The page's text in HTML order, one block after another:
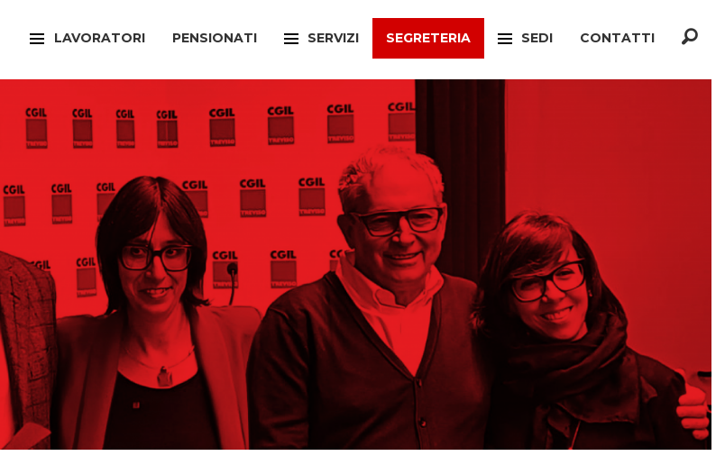
LAVORATORI
FILCAMS
FILCTEM
FILT
FISAC
FLAI
FLC
FP
NIDIL
PENSIONATI SERVIZI
CAAF
PATRONATO INCA
SPORTELLO MIGRANTI
UFFICIO VERTENZE
ARTIGIANATO
SPORTELLO DIMISSIONI
SPORTELLO SOCIALE
SUNIA
FEDERCONSUMATORI
AUSER
SEGRETERIA SEDI
TREVISO
VILLORBA
CASTELFRANCO VENETO
ONÈ DI FONTE
CONEGLIANO
PIEVE DI SOLIGO
BREDA DI PIAVE
CONTATTI